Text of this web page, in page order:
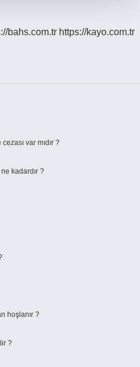
bahs.com.tr https://kayo.com.tr
var mıdır ?
kadardır ?
hoşlanır ?
?